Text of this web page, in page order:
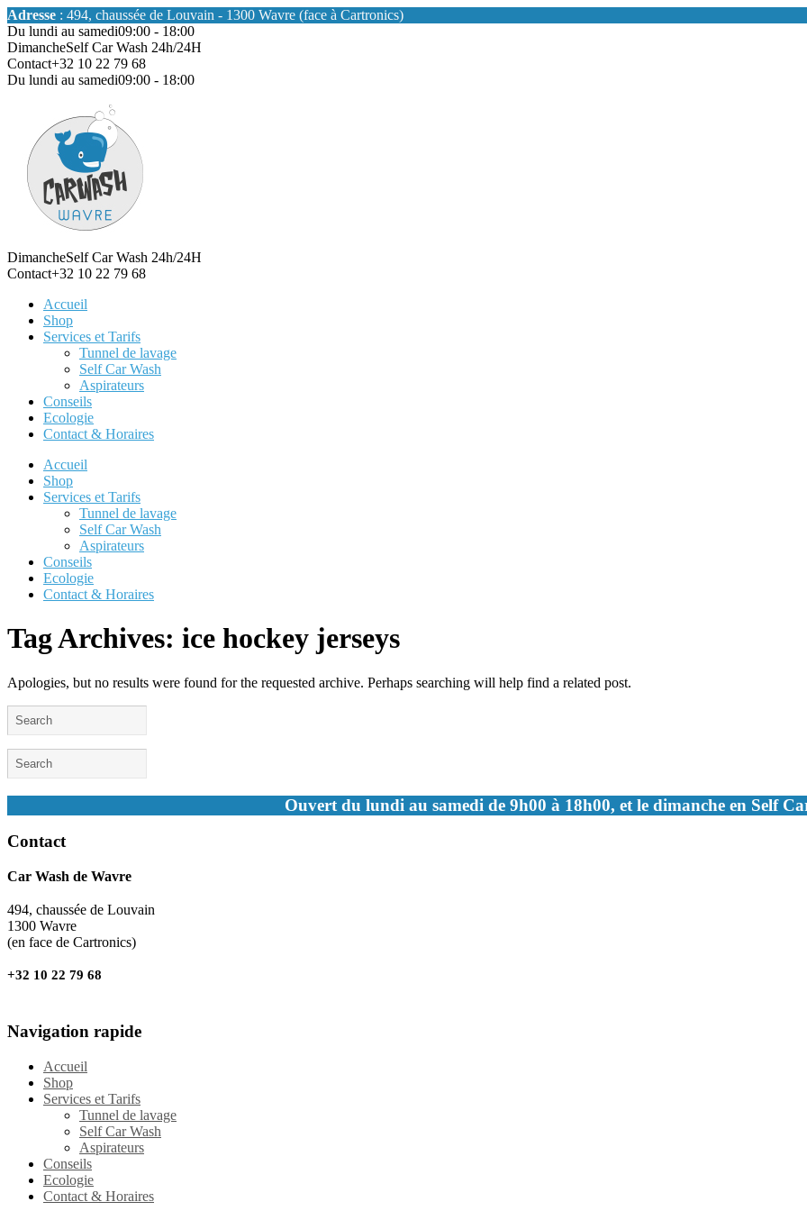
Adresse : 494, chaussée de Louvain - 1300 Wavre (face à Cartronics)
Du lundi au samedi09:00 - 18:00
DimancheSelf Car Wash 24h/24H
Contact+32 10 22 79 68
Du lundi au samedi09:00 - 18:00
DimancheSelf Car Wash 24h/24H
Contact+32 10 22 79 68
Accueil
Shop
Services et Tarifs
Tunnel de lavage
Self Car Wash
Aspirateurs
Conseils
Ecologie
Contact & Horaires
Accueil
Shop
Services et Tarifs
Tunnel de lavage
Self Car Wash
Aspirateurs
Conseils
Ecologie
Contact & Horaires
Tag Archives: ice hockey jerseys
Apologies, but no results were found for the requested archive. Perhaps searching will help find a related post.
Ouvert du lundi au samedi de 9h00 à 18h00, et le dimanche en Self
Contact
Car Wash de Wavre
494, chaussée de Louvain
1300 Wavre
(en face de Cartronics)
+32 10 22 79 68
Navigation rapide
Accueil
Shop
Services et Tarifs
Tunnel de lavage
Self Car Wash
Aspirateurs
Conseils
Ecologie
Contact & Horaires